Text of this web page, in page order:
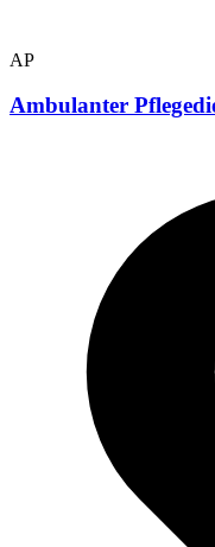
AP
Ambulanter